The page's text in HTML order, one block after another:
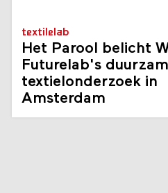
textilelab
Het Parool belicht
Futurelab's
textielonderzoek in
Amsterdam